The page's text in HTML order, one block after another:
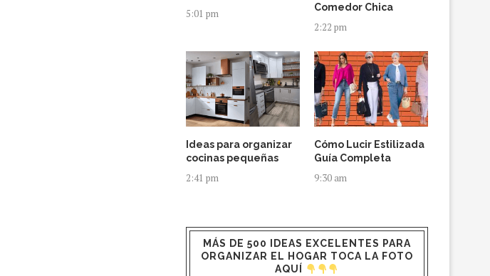
5:01 pm
Comedor Chica
2:22 pm
Ideas para organizar
cocinas pequeñas
2:41 pm
Cómo Lucir Estilizada
Guía Completa
9:30 am
MÁS DE 500 IDEAS EXCELENTES PARA
ORGANIZAR EL HOGAR TOCA LA FOTO
AQUÍ